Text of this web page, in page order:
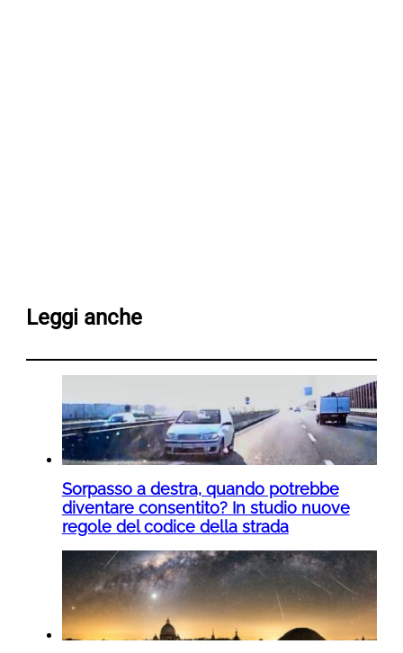
Leggi anche
Sorpasso a destra, quando potrebbe
diventare consentito? In studio nuove
regole del codice della strada